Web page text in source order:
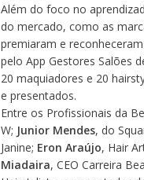
Além do foco no
do mercado, como as
premiaram e
pelo App Gestores Salões
20 maquiadores e 20
e presentados.
Entre os Profissionais da
W; Junior Mendes, do
Janine; Eron Araújo, Hair
Miadaira, CEO Carreira